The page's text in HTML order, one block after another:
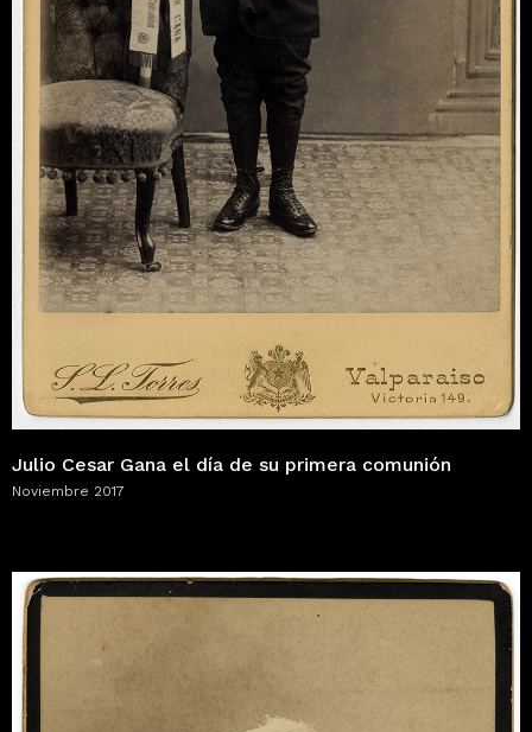
Julio Cesar Gana el día de su primera comunión
Noviembre 2017